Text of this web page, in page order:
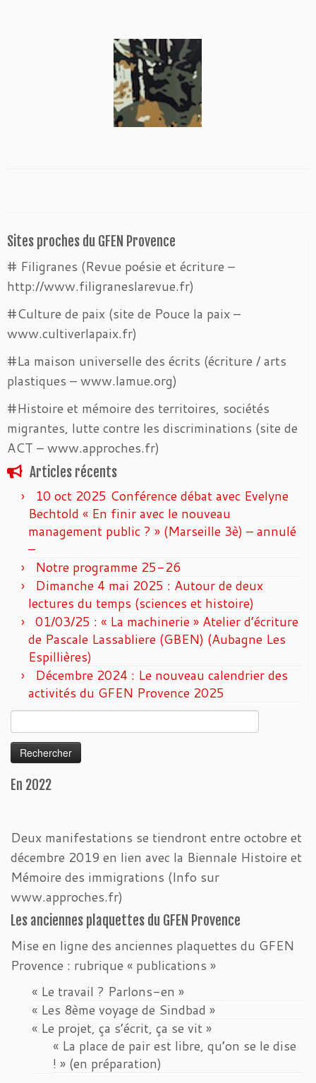
Sites proches du GFEN Provence
# Filigranes (Revue poésie et écriture –
http://www.filigraneslarevue.fr)
#Culture de paix (site de Pouce la paix –
www.cultiverlapaix.fr)
#La maison universelle des écrits (écriture / arts
plastiques – www.lamue.org)
#Histoire et mémoire des territoires, sociétés
migrantes, lutte contre les discriminations (site de
ACT – www.approches.fr)
Articles récents
10 oct 2025 Conférence débat avec Evelyne
Bechtold « En finir avec le nouveau
management public ? » (Marseille 3è) – annulé
–
Notre programme 25-26
Dimanche 4 mai 2025 : Autour de deux
lectures du temps (sciences et histoire)
01/03/25 : « La machinerie » Atelier d’écriture
de Pascale Lassabliere (GBEN) (Aubagne Les
Espillières)
Décembre 2024 : Le nouveau calendrier des
activités du GFEN Provence 2025
En 2022
Deux manifestations se tiendront entre octobre et
décembre 2019 en lien avec la Biennale Histoire et
Mémoire des immigrations (Info sur
www.approches.fr)
Les anciennes plaquettes du GFEN Provence
Mise en ligne des anciennes plaquettes du GFEN
Provence : rubrique « publications »
« Le travail ? Parlons-en »
« Les 8ème voyage de Sindbad »
« Le projet, ça s’écrit, ça se vit »
« La place de pair est libre, qu’on se le dise
! » (en préparation)